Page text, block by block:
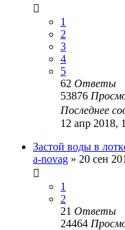
1
2
3
4
5
62 Ответы
53876
Последнее
12 апр 2018,
Застой воды в
a-novag » 20 сен
1
2
21 Ответы
24464